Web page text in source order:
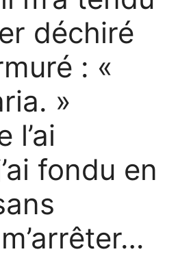
déchiré
: «
»
l’ai
fondu en